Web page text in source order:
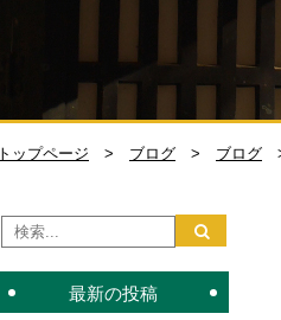
トップページ ブログ ブログ
最新の投稿